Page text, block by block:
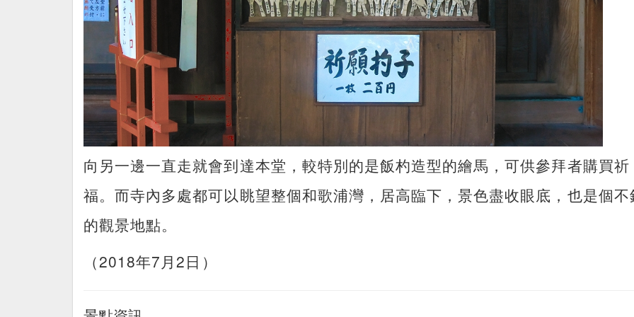
向另一邊一直走就會到達本堂，較特別的是飯杓造型的繪馬，可供參拜者購買祈
福。而寺內多處都可以眺望整個和歌浦灣，居高臨下，景色盡收眼底，也是個不
的觀景地點。
（2018年7月2日）